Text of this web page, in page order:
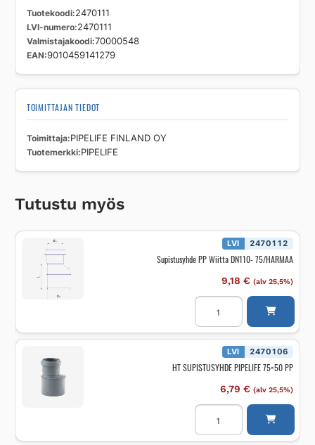
Tuotekoodi 2470111
LVI-numero 2470111
Valmistajakoodi 70000548
EAN 9010459141279
TOIMITTAJAN TIEDOT
Toimittaja PIPELIFE FINLAND OY
Tuotemerkki PIPELIFE
Tutustu myös
LVI 2470112
Supistusyhde PP Wiitta DN110- 75/HARMAA
9,18 € (alv 25,5%)
Supistusyhde
Wiitta
DN110-
75/HARMAA
määrä LVI 2470106
HT SUPISTUSYHDE PIPELIFE 75×50 PP
6,79 € (alv 25,5%)
HT
SUPISTUSYHDE
PIPELIFE
75x50